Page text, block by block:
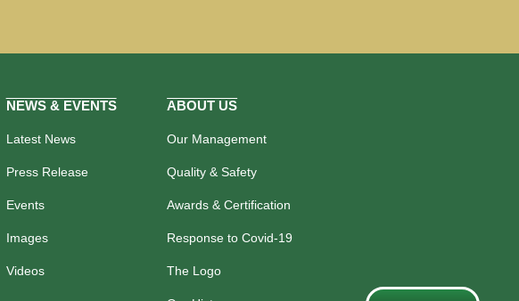
NEWS & EVENTS
Latest News
Press Release
Events
Images
Videos
ABOUT US
Our Management
Quality & Safety
Awards & Certification
Response to Covid-19
The Logo